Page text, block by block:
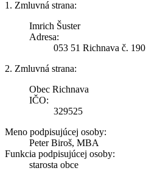
1. Zmluvná strana:
Imrich Šuster
Adresa:
053 51 Richnava č. 190
2. Zmluvná strana:
Obec Richnava
IČO:
329525
Meno podpisujúcej osoby:
Peter Biroš, MBA
Funkcia podpisujúcej osoby:
starosta obce